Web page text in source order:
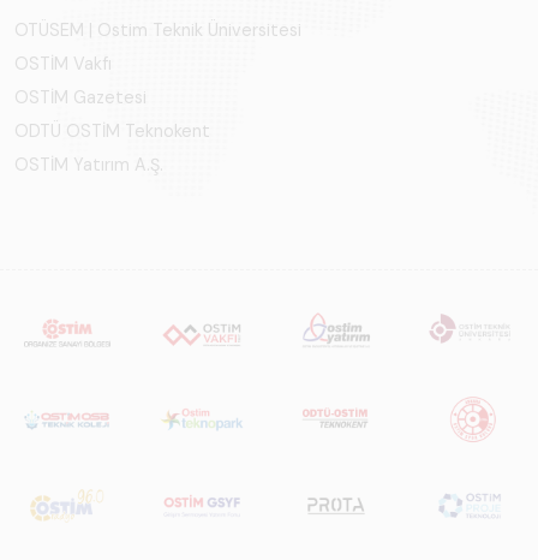
OTÜSEM | Ostim Teknik Üniversitesi
OSTİM Vakfı
OSTİM Gazetesi
ODTÜ OSTİM Teknokent
OSTİM Yatırım A.Ş.